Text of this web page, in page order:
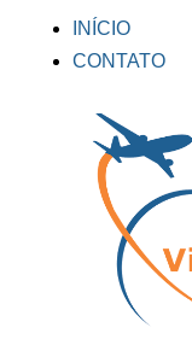
INÍCIO
CONTATO